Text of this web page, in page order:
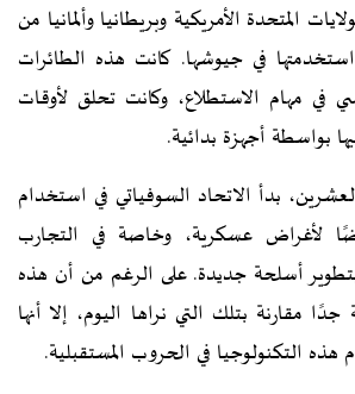
المتحدة الأمريكية وبريطانيا وألمانيا من
في جيوشها. كانت هذه الطائرات
مهام الاستطلاع، وكانت تحلق لأوقات
بواسطة أجهزة بدائية.
بدأ الاتحاد السوفياتي في استخدام
لأغراض عسكرية، وخاصة في التجارب
أسلحة جديدة. على الرغم من أن هذه
مقارنة بتلك التي نراها اليوم، إلا أنها
التكنولوجيا في الحروب المستقبلية.